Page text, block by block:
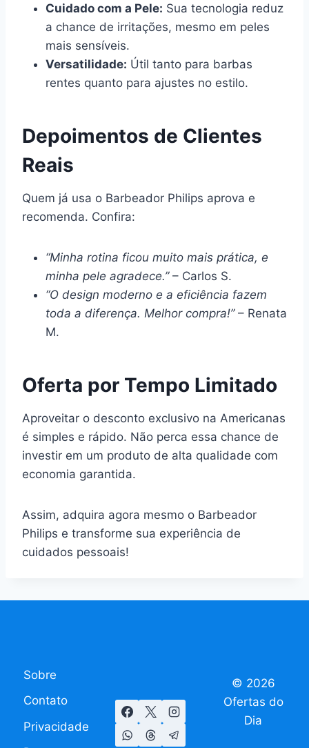
Cuidado com a Pele: Sua tecnologia reduz
a chance de irritações, mesmo em peles
mais sensíveis.
Versatilidade: Útil tanto para barbas
rentes quanto para ajustes no estilo.
Depoimentos de Clientes
Reais
Quem já usa o Barbeador Philips aprova e
recomenda. Confira:
“Minha rotina ficou muito mais prática, e
minha pele agradece.”– Carlos S.
“O design moderno e a eficiência fazem
toda a diferença. Melhor compra!”– Renata
M.
Oferta por Tempo Limitado
Aproveitar o desconto exclusivo na Americanas
é simples e rápido. Não perca essa chance de
investir em um produto de alta qualidade com
economia garantida.
Assim, adquira agora mesmo o Barbeador
Philips e transforme sua experiência de
cuidados pessoais!
Sobre
Contato
Privacidade
© 2026
Ofertas do
Dia